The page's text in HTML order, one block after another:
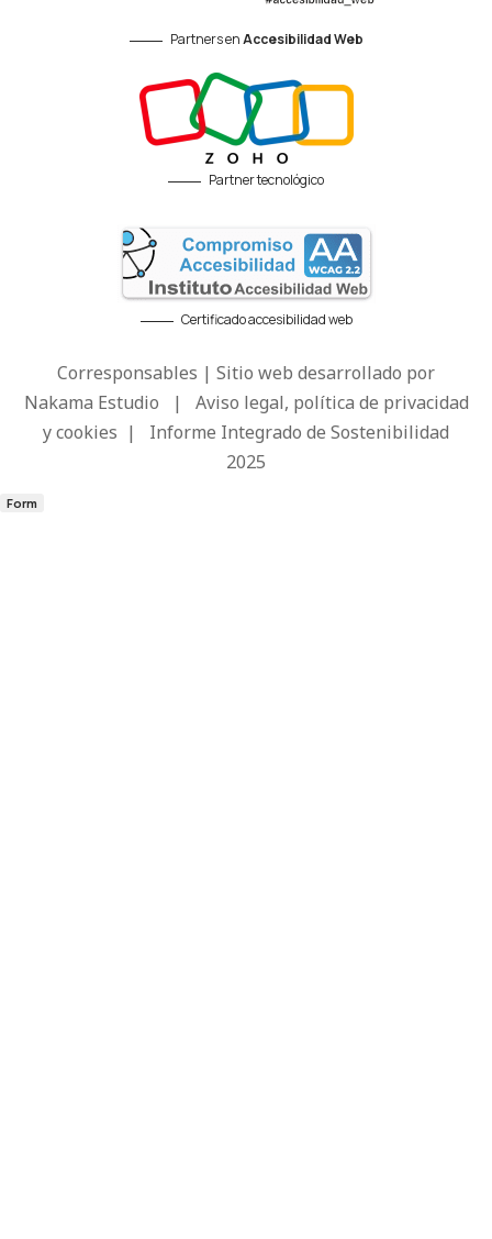
Partners enAccesibilidad Web
Partner tecnológico
Certificado accesibilidad web
Corresponsables | Sitio web desarrollado por
Nakama Estudio | Aviso legal, política de privacidad
y cookies | Informe Integrado de Sostenibilidad
2025
Form